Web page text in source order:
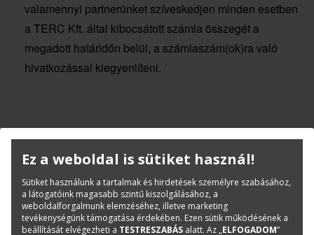
valamennyi partnerünket szíveskedjen minden esetben
a TERC Kft. által kibocsátott számla összegét a
megadott határidőn belül, a számlaszám(ok)ra való
hivatkozással kiegyenlíteni.
Ez a weboldal is sütiket használ!
Sütiket használunk a tartalmak és hirdetések személyre szabásához,
a látogatóink magasabb szintű kiszolgálásához, a
weboldalforgalmunk elemzéséhez, illetve marketing
tevékenységünk támogatása érdekében. Ezen sütik működésének a
beállítását elvégezheti a TESTRESZABÁS alatt. Az „ELFOGADOM”